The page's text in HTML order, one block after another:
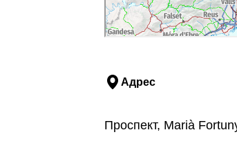
Адрес
Проспект, Marià